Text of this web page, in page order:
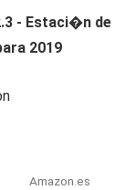
- Estaci�n de
2019
Amazon.es